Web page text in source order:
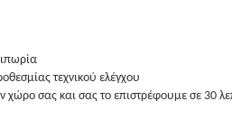
τεχνικού ελέγχου
σας και σας το επιστρέφουμε σε 30